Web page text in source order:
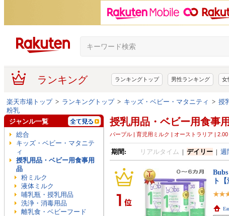
ランキング ランキングトップ 男性ランキング 女
楽天市場トップ> ランキングトップ> キッズ・ベビー・マタニティ > 授
粉乳
授乳用品・ベビー用食事
パープル | 育児用ミルク | オーストラリア |
期間: リアルタイム | デイリー| 週
ト
ジャンル一覧
総合
キッズ・ベビー・マタニテ
ィ
授乳用品・ベビー用食事用
品
粉ミルク
液体ミルク
哺乳瓶・授乳用品
洗浄・消毒用品
離乳食・ベビーフード